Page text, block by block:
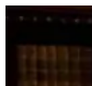
Перейти